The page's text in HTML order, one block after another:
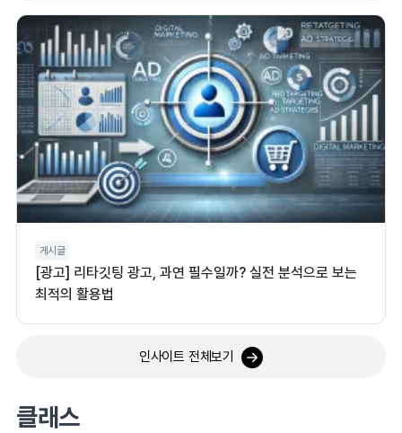
게시글
[광고] 리타깃팅 광고, 과연 필수일까? 실전 분석으로 보는
최적의 활용법
인사이트 전체보기
클래스